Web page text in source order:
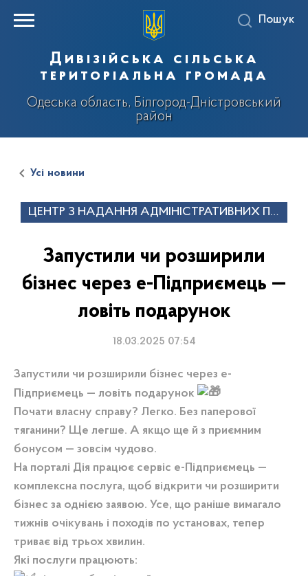
Дивізійська сільська
територіальна громада
Одеська область, Білгород-Дністровський
район
Пошук
Усі новини
ЦЕНТР З НАДАННЯ АДМІНІСТРАТИВНИХ ПО
Запустили чи розширили
бізнес через е-Підприємець —
ловіть подарунок
18.03.2025 07:54
Запустили чи розширили бізнес через е-
Підприємець — ловіть подарунок
Почати власну справу? Легко. Без паперової
тяганини? Ще легше. А якщо ще й з приємним
бонусом — зовсім чудово.
На порталі Дія працює сервіс е-Підприємець —
комплексна послуга, щоб відкрити чи розширити
бізнес за однією заявою. Усе, що раніше вимагало
тижнів очікувань і походів по установах, тепер
триває від трьох хвилин.
Які послуги працюють: